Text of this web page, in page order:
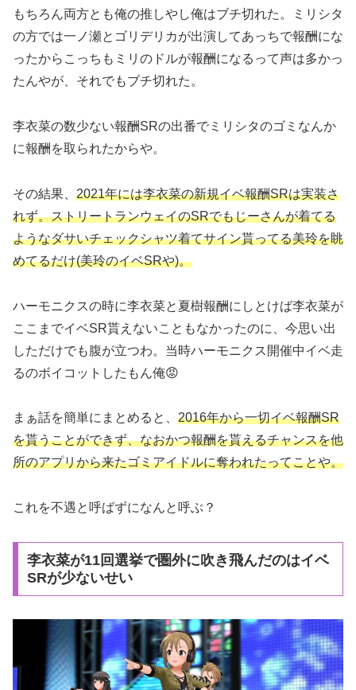
もちろん両方とも俺の推しやし俺はブチ切れた。ミリシタ
の方では一ノ瀬とゴリデリカが出演してあっちで報酬にな
ったからこっちもミリのドルが報酬になるって声は多かっ
たんやが、それでもブチ切れた。
李衣菜の数少ない報酬SRの出番でミリシタのゴミなんか
に報酬を取られたからや。
その結果、 2021年には李衣菜の新規イベ報酬SRは実装さ
れず。ストリートランウェイのSRでもじーさんが着てる
ようなダサいチェックシャツ着てサイン貰ってる美玲を眺
めてるだけ(美玲のイベSRや)。
ハーモニクスの時に李衣菜と夏樹報酬にしとけば李衣菜が
ここまでイベSR貰えないこともなかったのに、今思い出
しただけでも腹が立つわ。当時ハーモニクス開催中イベ走
るのボイコットしたもん俺😡
まぁ話を簡単にまとめると、 2016年から一切イベ報酬SR
を貰うことができず、なおかつ報酬を貰えるチャンスを他
所のアプリから来たゴミアイドルに奪われたってことや。
これを不遇と呼ばずになんと呼ぶ？
李衣菜が11回選挙で圏外に吹き飛んだのはイベ
SRが少ないせい